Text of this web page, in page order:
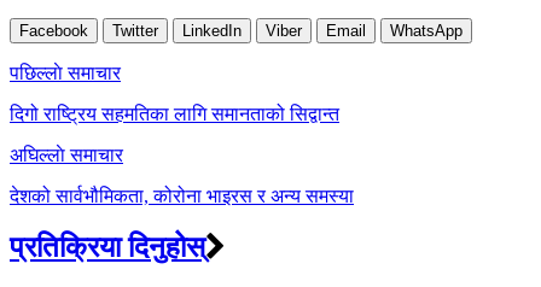
Facebook Twitter LinkedIn Viber Email WhatsApp
Post
navigation
पछिल्लाे समाचार
दिगो राष्ट्रिय सहमतिका लागि समानताको सिद्वान्त
अघिल्लाे समाचार
देशको सार्वभौमिकता, कोरोना भाइरस र अन्य समस्या
प्रतिक्रिया दिनुहोस्